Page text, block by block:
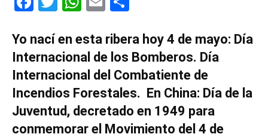
Yo nací en esta ribera hoy 4 de mayo: Día
Internacional de los Bomberos. Día
Internacional del Combatiente de
Incendios Forestales. En China: Día de la
Juventud, decretado en 1949 para
conmemorar el Movimiento del 4 de